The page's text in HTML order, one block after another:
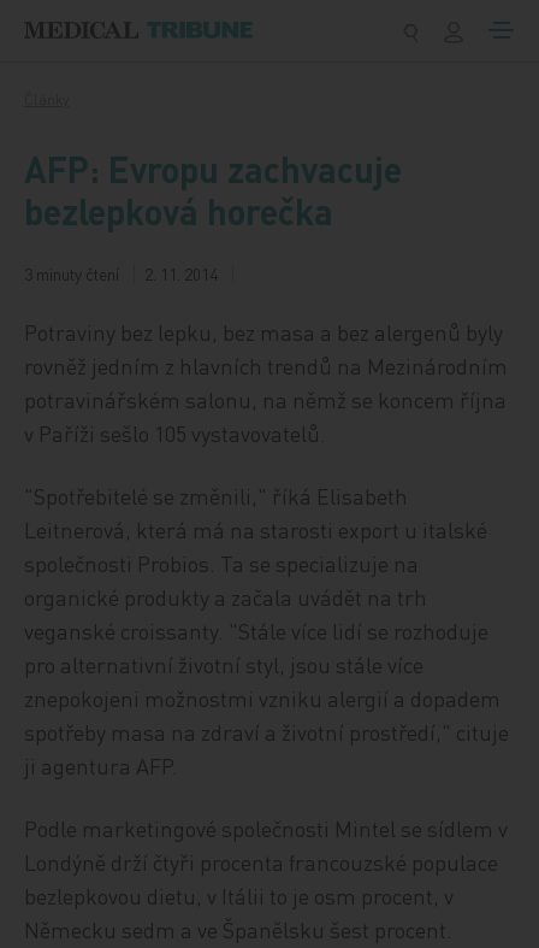
AFP: Evropu zachvacuje
bezlepková horečka
3 minuty čtení 2. 11. 2014
Potraviny bez lepku, bez masa a bez alergenů byly
rovněž jedním z hlavních trendů na Mezinárodním
potravinářském salonu, na němž se koncem října
v Paříži sešlo 105 vystavovatelů.
"Spotřebitelé se změnili," říká Elisabeth
Leitnerová, která má na starosti export u italské
společnosti Probios. Ta se specializuje na
organické produkty a začala uvádět na trh
veganské croissanty. "Stále více lidí se rozhoduje
pro alternativní životní styl, jsou stále více
znepokojeni možnostmi vzniku alergií a dopadem
spotřeby masa na zdraví a životní prostředí," cituje
ji agentura AFP.
Podle marketingové společnosti Mintel se sídlem v
Londýně drží čtyři procenta francouzské populace
bezlepkovou dietu, v Itálii to je osm procent, v
Německu sedm a ve Španělsku šest procent.